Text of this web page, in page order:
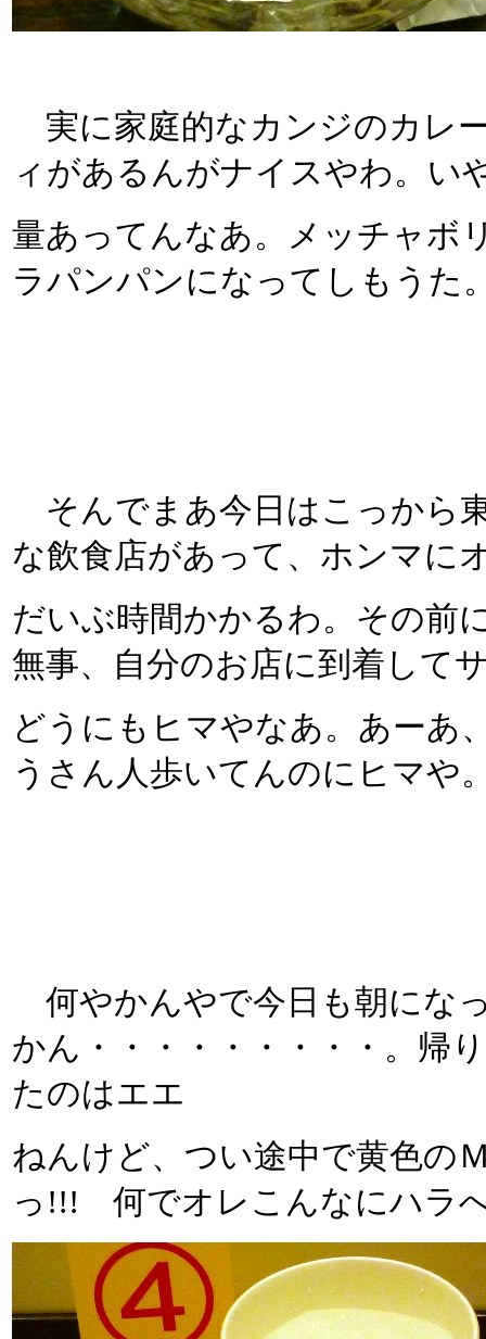
実に家庭的なカンジのカレ
ィがあるんがナイスやわ。い
量あってんなあ。メッチャボ
ラパンパンになってしもうた
そんでまあ今日はこっから
な飲食店があって、ホンマに
だいぶ時間かかるわ。その前
無事、自分のお店に到着して
どうにもヒマやなあ。あーあ
うさん人歩いてんのにヒマや
何やかんやで今日も朝にな
かん・・・・・・・・・。帰
たのはエエ
ねんけど、つい途中で黄色の
っ!!! 何でオレこんなにハラ